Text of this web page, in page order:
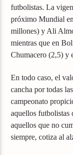
futbolistas. La
próximo Mundial
millones) y Ali
mientras que en
Chumacero (2,5) y
En todo caso, el
cancha por todas
campeonato
aquellos futbolistas
aquellos que no
siempre, cotiza al